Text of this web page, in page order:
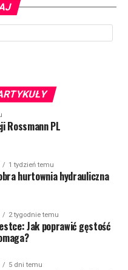
Rossmann PL
1 tydzień temu
hurtownia hydrauliczna
2 tygodnie temu
Jak poprawić gęstość
5 dni temu